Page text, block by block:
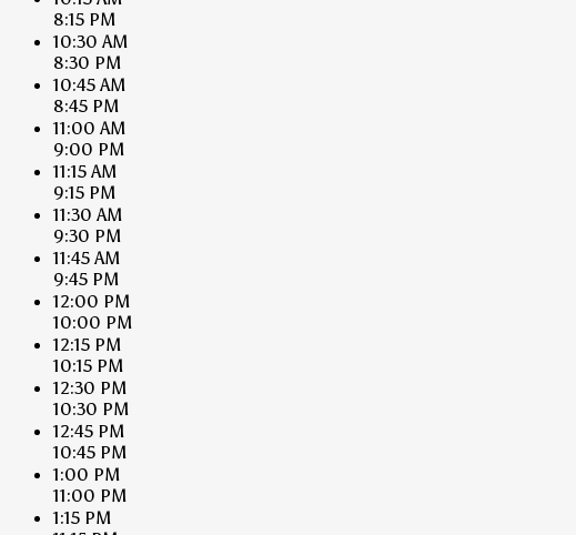
8:15 PM
10:30 AM
8:30 PM
10:45 AM
8:45 PM
11:00 AM
9:00 PM
11:15 AM
9:15 PM
11:30 AM
9:30 PM
11:45 AM
9:45 PM
12:00 PM
10:00 PM
12:15 PM
10:15 PM
12:30 PM
10:30 PM
12:45 PM
10:45 PM
1:00 PM
11:00 PM
1:15 PM